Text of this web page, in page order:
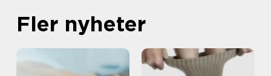
Fler nyheter